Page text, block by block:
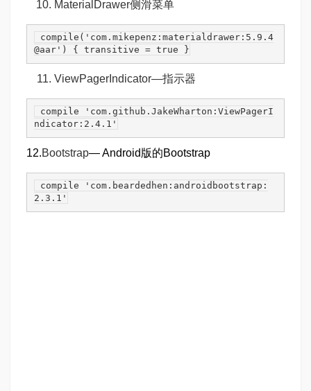
MaterialDrawer侧滑菜单
compile( 'com.mikepenz:materialdrawer:5.9.4
@aar' ) { transitive = true }
ViewPagerIndicator—指示器
compile
'com.github.JakeWharton:ViewPagerI
ndicator:2.4.1'
12.Bootstrap— Android版的Bootstrap
compile
'com.beardedhen:androidbootstrap:
2.3.1'